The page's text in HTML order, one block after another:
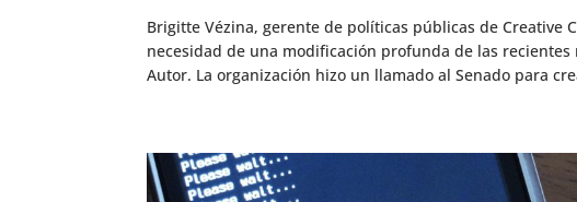
Brigitte Vézina, gerente de políticas públicas de Creative
necesidad de una modificación profunda de las recientes
Autor. La organización hizo un llamado al Senado para